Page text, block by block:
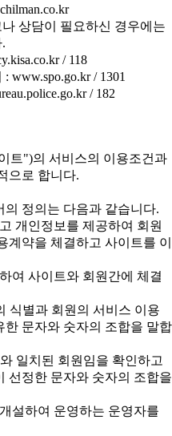
상담이 필요하신 경우에는
/ 118
www.spo.go.kr / 1301
/ 182
트")의 서비스의 이용조건과
으로 합니다.
정의는 다음과 같습니다.
개인정보를 제공하여 회원
계약을 체결하고 사이트를 이
여 사이트와 회원간에 체결
식별과 회원의 서비스 이용
문자와 숫자의 조합을 말합
일치된 회원임을 확인하고
선정한 문자와 숫자의 조합을
설하여 운영하는 운영자를